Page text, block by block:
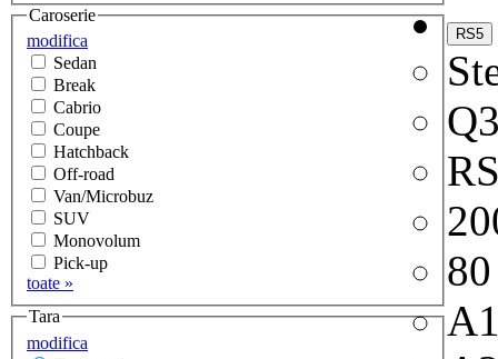
modifica
Caroserie
Sedan
Break
Cabrio
Coupe
Hatchback
Off-road
Van/Microbuz
SUV
Monovolum
Pick-up
toate »
modifica
Tara
80